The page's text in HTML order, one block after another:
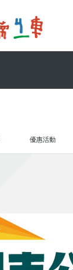
優惠活動